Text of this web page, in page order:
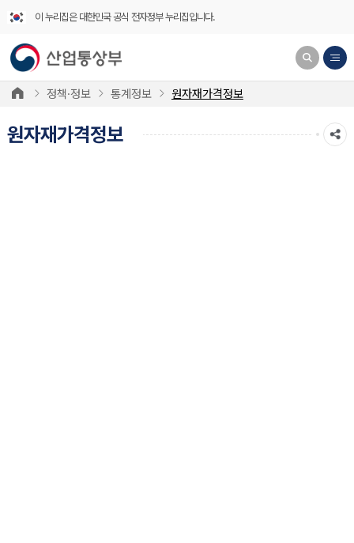
이 누리집은 대한민국 공식 전자정부 누리집입니다.
정책·정보 통계정보 원자재가격정보
원자재가격정보